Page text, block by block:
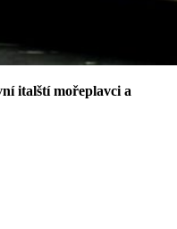
italští mořeplavci a